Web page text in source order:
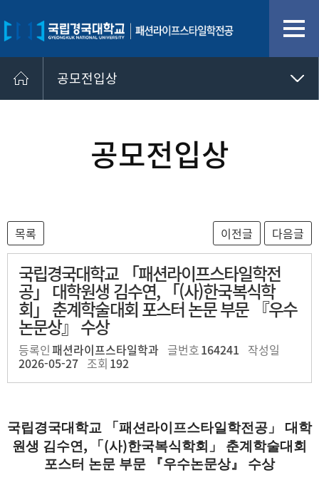
취업정보
공모전입상
공모전입상공모전입상
국립경국대학교 「패션라이프스타일학전
공」 대학원생 김수연, 「(사)한국복식학
회」 춘계학술대회 포스터 논문 부문 『우수
논문상』 수상
등록인패션라이프스타일학과 글번호164241 작성일
2026-05-27 조회 192
국립경국대학교 「 패션라이프스타일학전공 」 대학
원생 김수연 , 「 (사)한국복식학회 」 춘계학술대회
포스터 논문 부문
『우수논문상』 수상